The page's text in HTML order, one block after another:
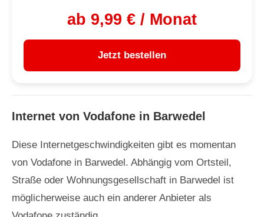
ab 9,99 € / Monat
Jetzt bestellen
Internet von Vodafone in Barwedel
Diese Internetgeschwindigkeiten gibt es momentan
von Vodafone in Barwedel. Abhängig vom Ortsteil,
Straße oder Wohnungsgesellschaft in Barwedel ist
möglicherweise auch ein anderer Anbieter als